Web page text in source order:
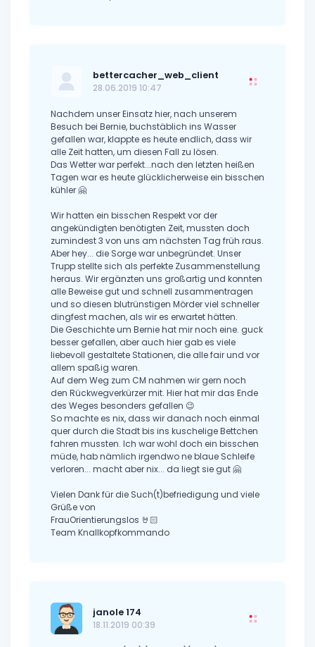
bettercacher_web_client
28.06.2019 10:47
Nachdem unser Einsatz hier, nach unserem
Besuch bei Bernie, buchstäblich ins Wasser
gefallen war, klappte es heute endlich, dass wir
alle Zeit hatten, um diesen Fall zu lösen.
Das Wetter war perfekt...nach den letzten heißen
Tagen war es heute glücklicherweise ein bisschen
kühler 🤗
Wir hatten ein bisschen Respekt vor der
angekündigten benötigten Zeit, mussten doch
zumindest 3 von uns am nächsten Tag früh raus.
Aber hey... die Sorge war unbegründet. Unser
Trupp stellte sich als perfekte Zusammenstellung
heraus. Wir ergänzten uns großartig und konnten
alle Beweise gut und schnell zusammentragen
und so diesen blutrünstigen Mörder viel schneller
dingfest machen, als wir es erwartet hätten.
Die Geschichte um Bernie hat mir noch eine. guck
besser gefallen, aber auch hier gab es viele
liebevoll gestaltete Stationen, die alle fair und vor
allem spaßig waren.
Auf dem Weg zum CM nahmen wir gern noch
den Rückwegverkürzer mit. Hier hat mir das Ende
des Weges besonders gefallen 😉
So machte es nix, dass wir danach noch einmal
quer durch die Stadt bis ins kuschelige Bettchen
fahren mussten. Ich war wohl doch ein bisschen
müde, hab nämlich irgendwo ne blaue Schleife
verloren... macht aber nix... da liegt sie gut 🤗
Vielen Dank für die Such(t)befriedigung und viele
Grüße von
FrauOrientierungslos 🤘🏻
Team Knallkopfkommando
janole 174
18.11.2019 00:39